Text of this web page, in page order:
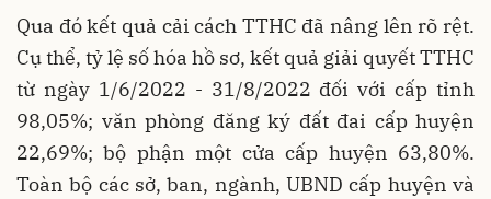
Qua đó kết quả cải cách TTHC đã nâng lên rõ rệt.
Cụ thể, tỷ lệ số hóa hồ sơ, kết quả giải quyết TTHC
từ ngày 1/6/2022 - 31/8/2022 đối với cấp tỉnh
98,05%; văn phòng đăng ký đất đai cấp huyện
22,69%; bộ phận một cửa cấp huyện 63,80%.
Toàn bộ các sở, ban, ngành, UBND cấp huyện và